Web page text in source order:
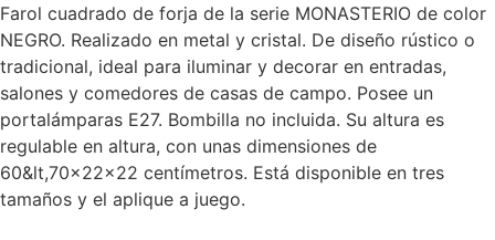
Farol cuadrado de forja de la serie MONASTERIO de color
NEGRO. Realizado en metal y cristal. De diseño rústico o
tradicional, ideal para iluminar y decorar en entradas,
salones y comedores de casas de campo. Posee un
portalámparas E27. Bombilla no incluida. Su altura es
regulable en altura, con unas dimensiones de
60&lt,70x22x22 centímetros. Está disponible en tres
tamaños y el aplique a juego.